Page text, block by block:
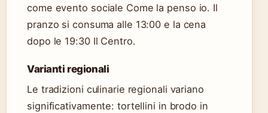
come evento sociale Come la penso io. Il
pranzo si consuma alle 13:00 e la cena
dopo le 19:30 Il Centro.
Varianti regionali
Le tradizioni culinarie regionali variano
significativamente: tortellini in brodo in